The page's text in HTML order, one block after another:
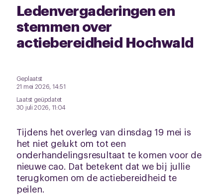
Ledenvergaderingen en
stemmen over
actiebereidheid Hochwald
Geplaatst
21 mei 2026, 14:51
Laatst geüpdatet
30 juli 2026, 11:04
Tijdens het overleg van dinsdag 19 mei is
het niet gelukt om tot een
onderhandelingsresultaat te komen voor de
nieuwe cao. Dat betekent dat we bij jullie
terugkomen om de actiebereidheid te
peilen.